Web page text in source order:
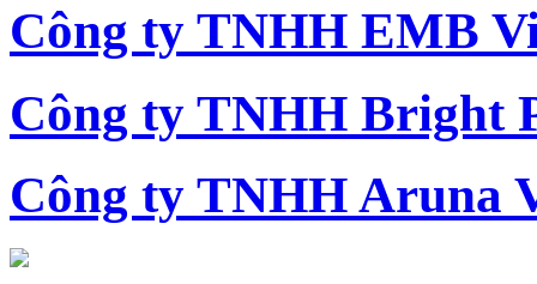
Công ty TNHH EMB
Công ty TNHH Bright
Công ty TNHH Aruna